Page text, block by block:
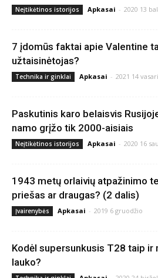
Neįtikėtinos istorijos Apkasai - 2020 13
7 įdomūs faktai apie Valentine
užtaisinėtojas?
Technika ir ginklai Apkasai - 2021 14
Paskutinis karo belaisvis
namo grįžo tik 2000-aisiais
Neįtikėtinos istorijos Apkasai - 2020 16
1943 metų orlaivių atpažinimo
priešas ar draugas? (2 dalis)
Įvairenybės Apkasai - 2019 6 gruodžio
Kodėl supersunkusis T28 taip ir
lauko?